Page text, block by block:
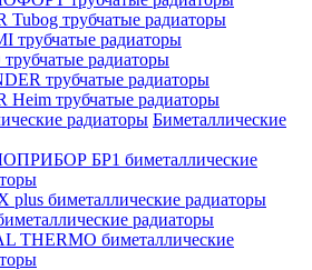
Tubog трубчатые радиаторы
трубчатые радиаторы
радиаторы
трубчатые радиаторы
Heim трубчатые радиаторы
Биметаллические
БР1 биметаллические
plus биметаллические радиаторы
радиаторы
THERMO биметаллические